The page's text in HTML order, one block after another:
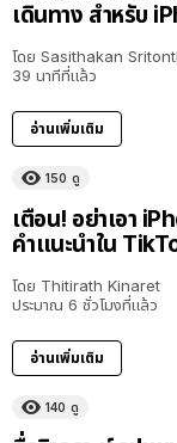
เดินทาง สำหรับ
โดย Sasithakan
39 นาทีที่แล้ว
อ่านเพิ่มเติม
150 ดู
เตือน! อย่าเอา
คำแนะนำใน
โดย Thitirath Kinaret
ประมาณ 6 ชั่วโมงที่แล้ว
อ่านเพิ่มเติม
140 ดู